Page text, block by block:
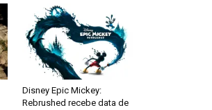
Disney Epic Mickey:
Rebrushed recebe data de